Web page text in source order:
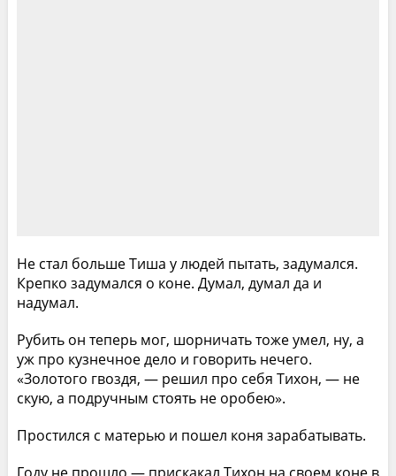
Не стал больше Тиша у людей пытать, задумался.
Крепко задумался о коне. Думал, думал да и
надумал.
Рубить он теперь мог, шорничать тоже умел, ну, а
уж про кузнечное дело и говорить нечего.
«Золотого гвоздя, — решил про себя Тихон, — не
скую, а подручным стоять не оробею».
Простился с матерью и пошел коня зарабатывать.